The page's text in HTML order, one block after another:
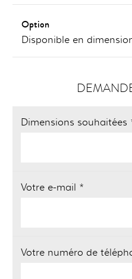
Option
Disponible en
Dimensions souhaitées
Votre e-mail *
Votre numéro de